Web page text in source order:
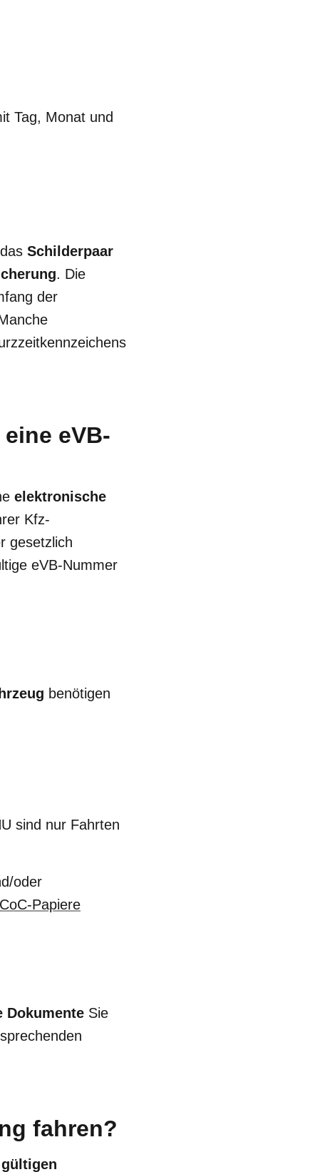
Tag, Monat und
Schilderpaar
. Die
der
eVB-
elektronische
Kfz-
gesetzlich
eVB-Nummer
benötigen
sind nur Fahrten
oder
CoC-Papiere
Dokumente Sie
fahren?